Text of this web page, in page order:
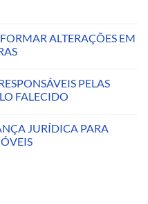
ALTERAÇÕES EM
PELAS
FALECIDO
JURÍDICA PARA